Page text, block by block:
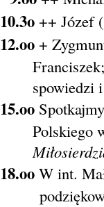
10.3o++ Józef
12.oo+
spowiedzi
15.oo
Polskiego
18.ooW int.